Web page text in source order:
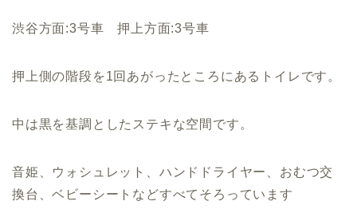
渋谷方面:3号車 押上方面:3号車
押上側の階段を1回あがったところにあるトイレです。
中は黒を基調としたステキな空間です。
音姫、ウォシュレット、ハンドドライヤー、おむつ交
換台、ベビーシートなどすべてそろっています